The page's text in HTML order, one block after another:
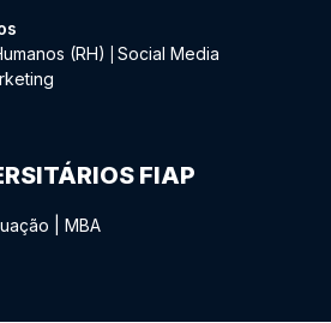
(RH)
Social Media
FIAP
MBA